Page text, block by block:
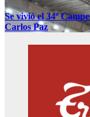
Se vivió el 34º
Carlos Paz